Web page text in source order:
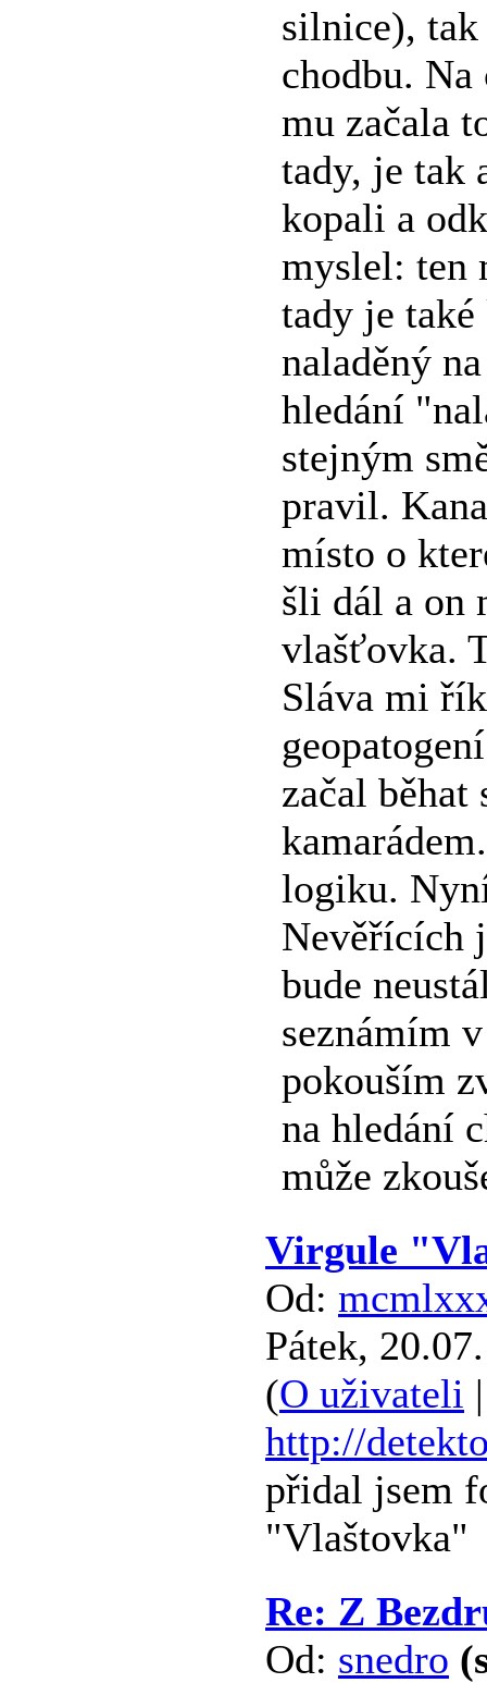
silnice),
chodbu. Na
mu začala
tady, je tak
kopali a
myslel: ten
tady je
naladěný
hledání
stejným
pravil.
místo o
šli dál a on
vlašťovka.
Sláva mi
začal
logiku.
Nevěřících
bude
seznámím
pokouším
na hledání
může
Virgule
Od:
Pátek,
(O uživateli
http://
přidal jsem
"Vlaštovka"
Re: Z
Od: snedro